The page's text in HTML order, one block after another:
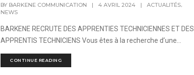
BY BARKENE COMMUNICATION | 4 AVRIL 2024 | ACTUALITÉS,
NEWS
BARKENE RECRUTE DES APPRENTIES TECHNICIENNES ET DES
APPRENTIS TECHNICIENS Vous êtes à la recherche d’une...
CONTINUE READING